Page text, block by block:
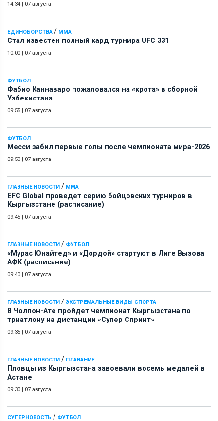
14:34 | 07 августа
ЕДИНОБОРСТВА / ММА
Стал известен полный кард турнира UFC 331
10:00 | 07 августа
ФУТБОЛ
Фабио Каннаваро пожаловался на «крота» в сборной
Узбекистана
09:55 | 07 августа
ФУТБОЛ
Месси забил первые голы после чемпионата мира-2026
09:50 | 07 августа
ГЛАВНЫЕ НОВОСТИ / ММА
EFC Global проведет серию бойцовских турниров в
Кыргызстане (расписание)
09:45 | 07 августа
ГЛАВНЫЕ НОВОСТИ / ФУТБОЛ
«Мурас Юнайтед» и «Дордой» стартуют в Лиге Вызова
АФК (расписание)
09:40 | 07 августа
ГЛАВНЫЕ НОВОСТИ / ЭКСТРЕМАЛЬНЫЕ ВИДЫ СПОРТА
В Чолпон-Ате пройдет чемпионат Кыргызстана по
триатлону на дистанции «Супер Спринт»
09:35 | 07 августа
ГЛАВНЫЕ НОВОСТИ / ПЛАВАНИЕ
Пловцы из Кыргызстана завоевали восемь медалей в
Астане
09:30 | 07 августа
СУПЕРНОВОСТЬ / ФУТБОЛ